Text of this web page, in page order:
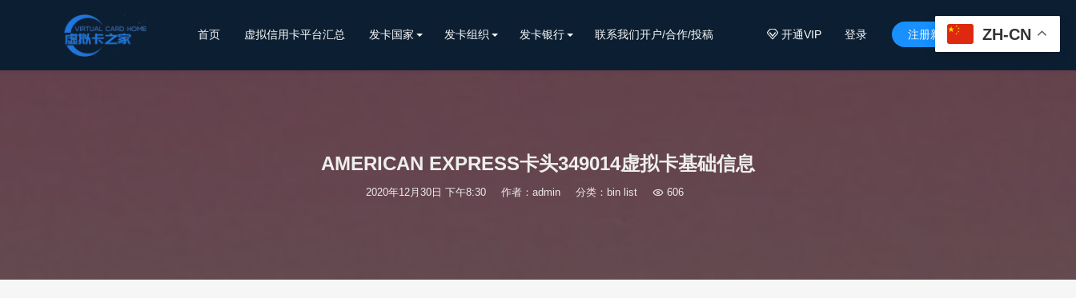
开通VIP 登录 注册新用户 
首页 虚拟信用卡平台汇总 发卡国家 发卡组织 发卡银行 联系我们开户/合作/投稿
AMERICAN EXPRESS卡头349014虚拟卡基础信息
2020年12月30日 下午8:30 作者：admin 分类： bin list 606
ZH-CN